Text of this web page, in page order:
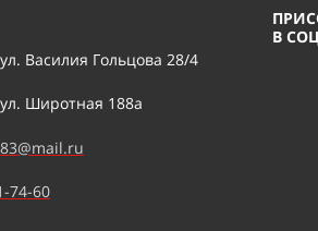
Василия Гольцова 28/4
Широтная 188а
74-60
В